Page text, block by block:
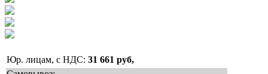
Юр. лицам, с НДС: 31 661 руб,